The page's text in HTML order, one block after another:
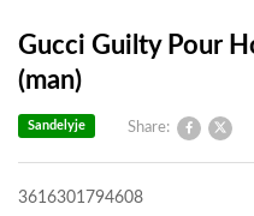
Gucci Guilty Pour
(man)
Share:
Sandelyje
3616301794608